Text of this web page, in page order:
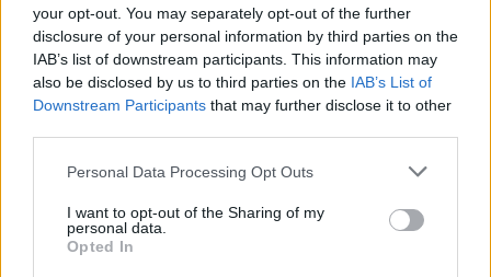
your opt-out. You may separately opt-out of the further
disclosure of your personal information by third parties on the
IAB’s list of downstream participants. This information may
also be disclosed by us to third parties on the IAB’s List of
Downstream Participants that may further disclose it to other
Personal Data Processing Opt Outs
I want to opt-out of the Sharing of my
personal data.
Opted In
Ausgewählte Bugfixes:
Gestorbene Charaktere von Mitspielern können nun
mit Seelenstein wiederbelebt werden, auch wenn sie
gestorben sind. Dies gilt nur solange die Charaktere
nicht von jemand anderem wiederbelebt wurden oder
gewählt haben.
Fehler in der Ermittlung der Siegchance für das Elo-
System, durch die unterbesetzte Gruppen als